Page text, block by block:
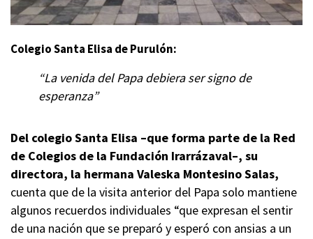
Colegio Santa Elisa de Purulón:
“La venida del Papa debiera ser signo de
esperanza”
Del colegio Santa Elisa –que forma parte de la Red
de Colegios de la Fundación Irarrázaval–, su
directora, la hermana Valeska Montesino Salas,
cuenta que de la visita anterior del Papa solo mantiene
algunos recuerdos individuales “que expresan el sentir
de una nación que se preparó y esperó con ansias a un